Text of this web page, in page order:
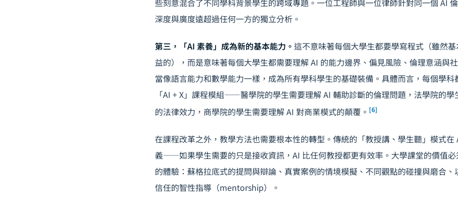
深度與廣度遠超過任何一方的獨立分析。
第三，「AI 素養」成為新的基本能力。 這不意味著每個大學生都要學寫程式（雖然
益的），而是意味著每個大學生都需要理解 AI 的能力邊界、偏見風險、倫理意涵與
當像語言能力和數學能力一樣，成為所有學科學生的基礎裝備。具體而言，每個學科
「AI + X」課程模組——醫學院的學生需要理解 AI 輔助診斷的倫理問題，法學院的學
的法律效力，商學院的學生需要理解 AI 對商業模式的顛覆。 [6]
在課程改革之外，教學方法也需要根本性的轉型。傳統的「教授講、學生聽」模式在
義——如果學生需要的只是接收資訊，AI 比任何教授都更有效率。大學課堂的價值必
的體驗：蘇格拉底式的提問與辯論、真實案例的情境模擬、不同觀點的碰撞與磨合
信任的智性指導（mentorship）。